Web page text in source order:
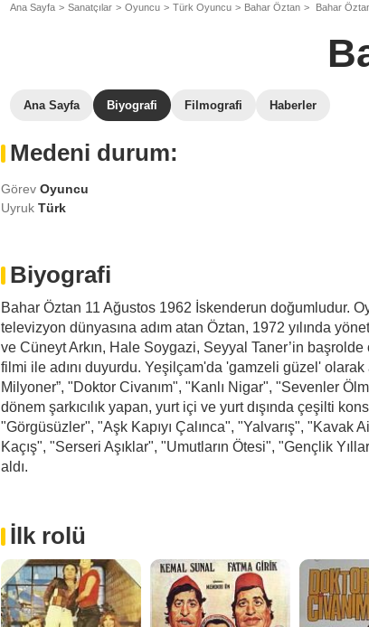
Ana Sayfa Sanatçılar Oyuncu Türk Oyuncu Bahar Öztan Bahar
Ana Sayfa Biyografi Filmografi Haberler
Medeni durum:
Görev Oyuncu
Uyruk Türk
Biyografi
Bahar Öztan 11 Ağustos 1962 İskenderun doğumludur.
televizyon dünyasına adım atan Öztan, 1972 yılında
ve Cüneyt Arkın, Hale Soygazi, Seyyal Taner’in başrolde
filmi ile adını duyurdu. Yeşilçam'da 'gamzeli güzel' olarak
Milyoner”, "Doktor Civanım", "Kanlı Nigar", "Sevenler
dönem şarkıcılık yapan, yurt içi ve yurt dışında çeşilti
"Görgüsüzler", "Aşk Kapıyı Çalınca", "Yalvarış", "Kavak
Kaçış", "Serseri Aşıklar", "Umutların Ötesi", "Gençlik
aldı.
İlk rolü